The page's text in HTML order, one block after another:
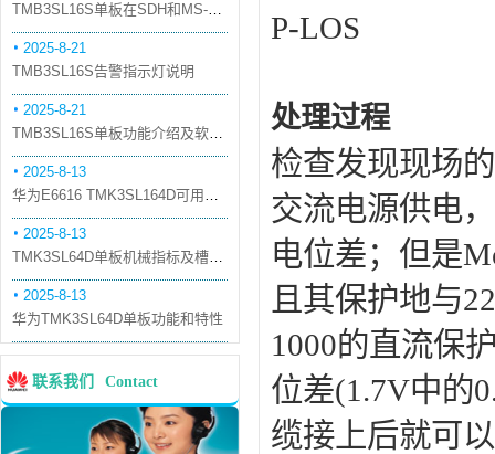
TMB3SL16S单板在SDH和MS-OTN模式下的应用
2025-8-21
TMB3SL16S告警指示灯说明
2025-8-21
TMB3SL16S单板功能介绍及软件配套
2025-8-13
华为E6616 TMK3SL164D可用万兆光模块
2025-8-13
TMK3SL64D单板机械指标及槽位介绍
2025-8-13
华为TMK3SL64D单板功能和特性
联系我们 Contact
P-LOS
处理过程
检查发现现场
交流电源供电
电位差；但是
且其保护地与
1000的直流保
位差(1.7V中的
缆接上后就可